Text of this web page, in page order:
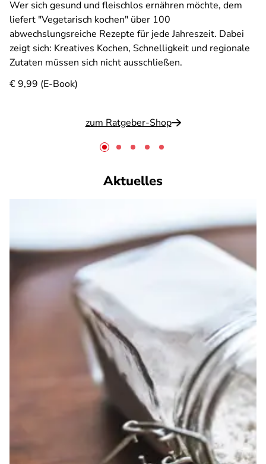
Wer sich gesund und fleischlos ernähren möchte, dem
liefert "Vegetarisch kochen" über 100
abwechslungsreiche Rezepte für jede Jahreszeit. Dabei
zeigt sich: Kreatives Kochen, Schnelligkeit und regionale
Zutaten müssen sich nicht ausschließen.
€ 9,99 (E-Book)
zum Ratgeber-Shop
Aktuelles